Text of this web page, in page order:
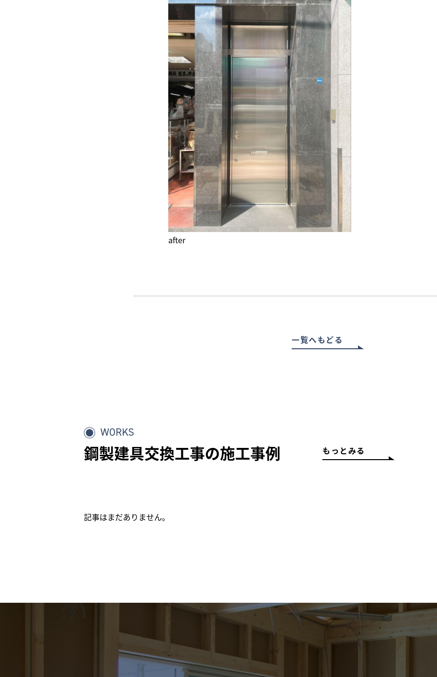
after
一覧へもどる
WORKS
鋼製建具交換工事の施工事例 もっとみる
記事はまだありません。